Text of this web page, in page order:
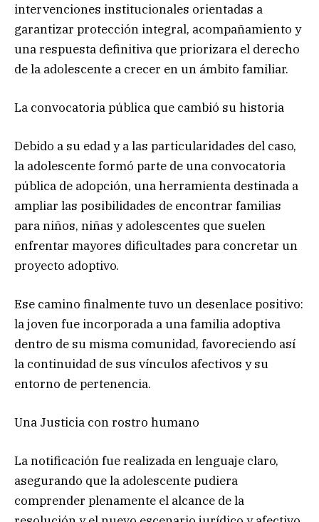
intervenciones institucionales orientadas a
garantizar protección integral, acompañamiento y
una respuesta definitiva que priorizara el derecho
de la adolescente a crecer en un ámbito familiar.
La convocatoria pública que cambió su historia
Debido a su edad y a las particularidades del caso,
la adolescente formó parte de una convocatoria
pública de adopción, una herramienta destinada a
ampliar las posibilidades de encontrar familias
para niños, niñas y adolescentes que suelen
enfrentar mayores dificultades para concretar un
proyecto adoptivo.
Ese camino finalmente tuvo un desenlace positivo:
la joven fue incorporada a una familia adoptiva
dentro de su misma comunidad, favoreciendo así
la continuidad de sus vínculos afectivos y su
entorno de pertenencia.
Una Justicia con rostro humano
La notificación fue realizada en lenguaje claro,
asegurando que la adolescente pudiera
comprender plenamente el alcance de la